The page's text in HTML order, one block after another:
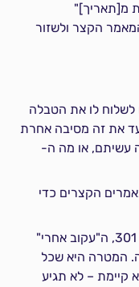
מ[תאריך]"
הקצר ולשזור
לשלוח לו את הטבלה
את זה מסיבה אחרת
עשיתם, או מה ה-
הקצרים כדי
אחרי המחיקה כדאי מאוד לעשות הפניה 301, ה"עקוב אחרי"
המטרה היא שכל
קיימת – לא תגיע